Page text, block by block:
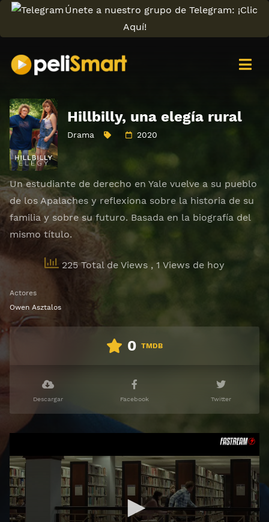
Únete a nuestro grupo de Telegram: ¡Clic
Aquí!
Hillbilly, una elegía rural
Drama 2020
Un estudiante de derecho en Yale vuelve a su pueblo
de los Apalaches y reflexiona sobre la historia de su
familia y sobre su futuro. Basada en la biografía del
mismo título.
225 Total de Views , 1 Views de hoy
Actores
Owen Asztalos
0 TMDB
Descargar Facebook Twitter